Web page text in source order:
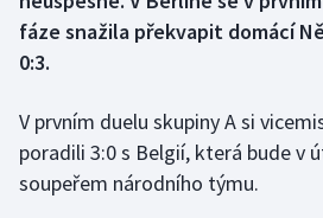
Dostihy
Florbal
Futsal
Golf
fáze snažila překvapit domácí
0:3.
V prvním duelu skupiny A si
poradili 3:0 s Belgií, která bude v
soupeřem národního týmu.